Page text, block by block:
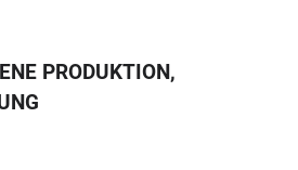
PRODUKTION,